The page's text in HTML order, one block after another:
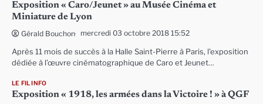
Exposition « Caro/Jeunet » au Musée Cinéma et
Miniature de Lyon
Gérald Bouchon mercredi 03 octobre 2018 15:52
Après 11 mois de succès à la Halle Saint-Pierre à Paris, l’exposition
dédiée à l’œuvre cinématographique de Caro et Jeunet…
LE FIL INFO
Exposition « 1918, les armées dans la Victoire ! » à QGF